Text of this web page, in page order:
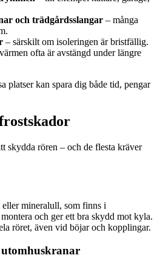
och trädgårdsslangar – många
– särskilt om isoleringen är bristfällig.
ofta är avstängd under längre
platser kan spara dig både tid, pengar
skydda rören – och de flesta kräver
mineralull, som finns i
och ger ett bra skydd mot kyla.
röret, även vid böjar och kopplingar.